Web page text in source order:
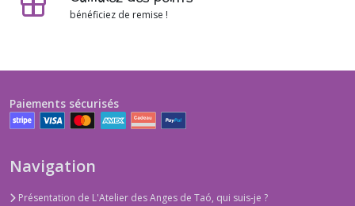
bénéficiez de remise !
Paiements sécurisés
Navigation
Présentation de L'Atelier des Anges de Taó, qui suis-je ?